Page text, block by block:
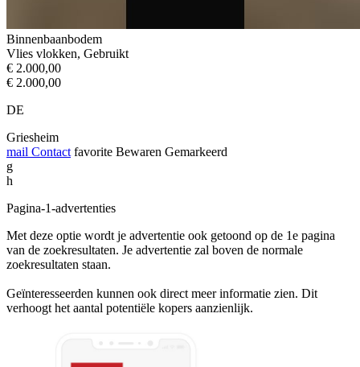
Binnenbaanbodem
Vlies vlokken, Gebruikt
€ 2.000,00
€ 2.000,00
DE
Griesheim
mail Contact favorite Bewaren Gemarkeerd
g
h
Pagina-1-advertenties
Met deze optie wordt je advertentie ook getoond op de 1e pagina
van de zoekresultaten. Je advertentie zal boven de normale
zoekresultaten staan.
Geïnteresseerden kunnen ook direct meer informatie zien. Dit
verhoogt het aantal potentiële kopers aanzienlijk.